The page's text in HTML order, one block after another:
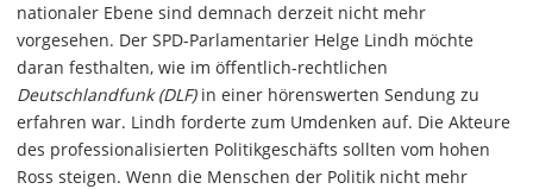
nationaler Ebene sind demnach derzeit nicht mehr
vorgesehen. Der SPD-Parlamentarier Helge Lindh möchte
daran festhalten, wie im öffentlich-rechtlichen
Deutschlandfunk (DLF)in einer hörenswerten Sendung zu
erfahren war. Lindh forderte zum Umdenken auf. Die Akteure
des professionalisierten Politikgeschäfts sollten vom hohen
Ross steigen. Wenn die Menschen der Politik nicht mehr